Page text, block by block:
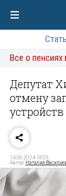
Все о пенсиях
Депутат
отмену
14.06.2024 18:05
Автор: Наталия